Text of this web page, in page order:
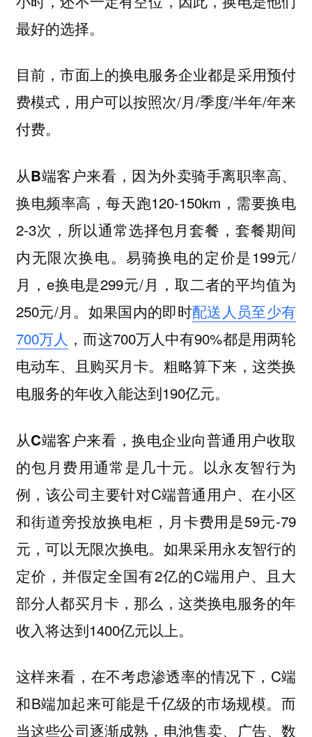
最好的选择。
目前，市面上的换电服务企业都是采用预付
费模式，用户可以按照次/月/季度/半年/年来
付费。
从B端客户来看 ，因为外卖骑手离职率高、
换电频率高，每天跑120-150km，需要换电
2-3次，所以通常选择包月套餐，套餐期间
内无限次换电。易骑换电的定价是199元/
月，e换电是299元/月，取二者的平均值为
250元/月。如果国内的即时配送人员至少有
700万人 ，而这700万人中有90%都是用两轮
电动车、且购买月卡。粗略算下来，这类换
电服务的年收入能达到190亿元。
从C端客户来看 ，换电企业向普通用户收取
的包月费用通常是几十元。以永友智行为
例，该公司主要针对C端普通用户、在小区
和街道旁投放换电柜，月卡费用是59元-79
元，可以无限次换电。如果采用永友智行的
定价，并假定全国有2亿的C端用户、且大
部分人都买月卡，那么，这类换电服务的年
收入将达到1400亿元以上。
这样来看， 在不考虑渗透率的情况下 ，C端
和B端加起来可能是千亿级的市场规模。而
当这些公司逐渐成熟，电池售卖、广告、数